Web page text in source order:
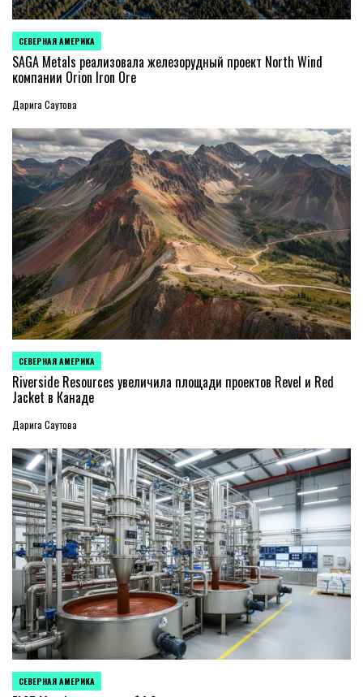
ОПУБЛИКОВАНО
В
СЕВЕРНАЯ АМЕРИКА
SAGA Metals реализовала железорудный проект North Wind
компании Orion Iron Ore
Дарига Саутова
ОПУБЛИКОВАНО
В
СЕВЕРНАЯ АМЕРИКА
Riverside Resources увеличила площади проектов Revel и Red
Jacket в Канаде
Дарига Саутова
ОПУБЛИКОВАНО
СЕВЕРНАЯ АМЕРИКА